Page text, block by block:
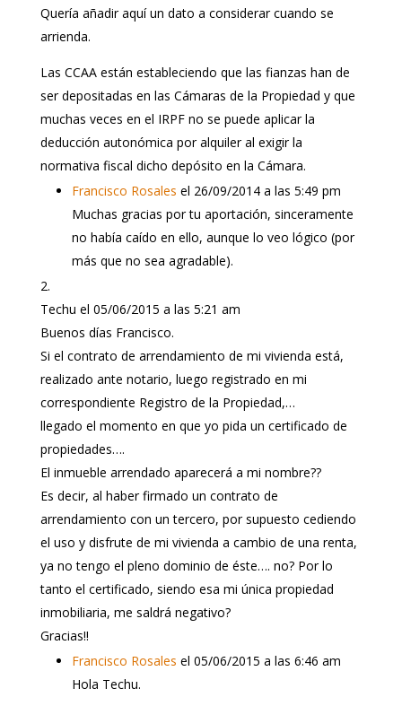
Quería añadir aquí un dato a considerar cuando se
arrienda.
Las CCAA están estableciendo que las fianzas han de
ser depositadas en las Cámaras de la Propiedad y que
muchas veces en el IRPF no se puede aplicar la
deducción autonómica por alquiler al exigir la
normativa fiscal dicho depósito en la Cámara.
Francisco Rosales el 26/09/2014 a las 5:49 pm
Muchas gracias por tu aportación, sinceramente
no había caído en ello, aunque lo veo lógico (por
más que no sea agradable).
Techu el 05/06/2015 a las 5:21 am
Buenos días Francisco.
Si el contrato de arrendamiento de mi vivienda está,
realizado ante notario, luego registrado en mi
correspondiente Registro de la Propiedad,…
llegado el momento en que yo pida un certificado de
propiedades….
El inmueble arrendado aparecerá a mi nombre??
Es decir, al haber firmado un contrato de
arrendamiento con un tercero, por supuesto cediendo
el uso y disfrute de mi vivienda a cambio de una renta,
ya no tengo el pleno dominio de éste…. no? Por lo
tanto el certificado, siendo esa mi única propiedad
inmobiliaria, me saldrá negativo?
Gracias!!
Francisco Rosales el 05/06/2015 a las 6:46 am
Hola Techu.